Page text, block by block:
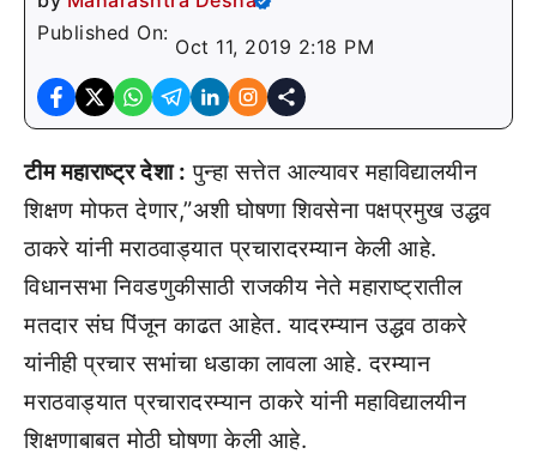
Published On:
Oct 11, 2019 2:18 PM
टीम महाराष्ट्र देशा : पुन्हा सत्तेत आल्यावर महाविद्यालयीन
शिक्षण मोफत देणार,”अशी घोषणा शिवसेना पक्षप्रमुख उद्धव
ठाकरे यांनी मराठवाड्यात प्रचारादरम्यान केली आहे.
विधानसभा निवडणुकीसाठी राजकीय नेते महाराष्ट्रातील
मतदार संघ पिंजून काढत आहेत. यादरम्यान उद्धव ठाकरे
यांनीही प्रचार सभांचा धडाका लावला आहे. दरम्यान
मराठवाड्यात प्रचारादरम्यान ठाकरे यांनी महाविद्यालयीन
शिक्षणाबाबत मोठी घोषणा केली आहे.